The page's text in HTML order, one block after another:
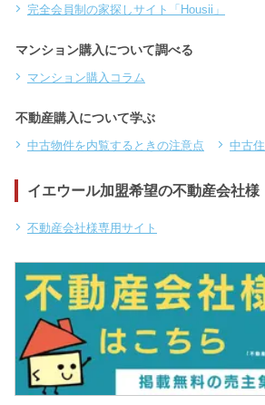
完全会員制の家探しサイト「Housii」
マンション購入について調べる
マンション購入コラム
不動産購入について学ぶ
中古物件を内覧するときの注意点 中古
イエウール加盟希望の不動産会社様
不動産会社様専用サイト